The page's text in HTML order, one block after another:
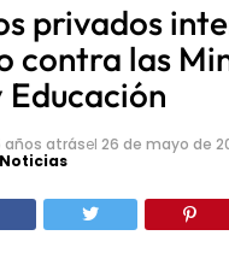
privados
contra las
Educación
años atrásel 26 de mayo de